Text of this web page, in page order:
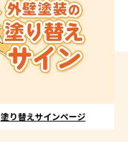
塗り替えサインページ